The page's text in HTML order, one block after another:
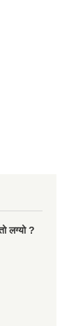
लग्यो ?